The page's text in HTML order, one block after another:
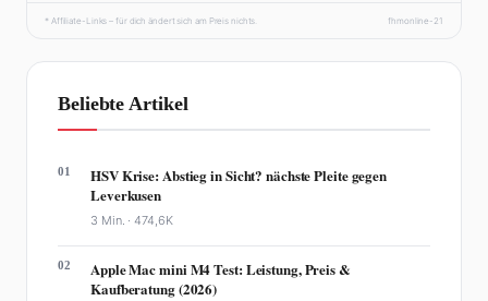
* Affiliate-Links – für dich ändert sich am Preis nichts. fhmonline-21
Beliebte Artikel
01
HSV Krise: Abstieg in Sicht? nächste Pleite gegen
Leverkusen
3 Min. ·474,6K
02
Apple Mac mini M4 Test: Leistung, Preis &
Kaufberatung (2026)